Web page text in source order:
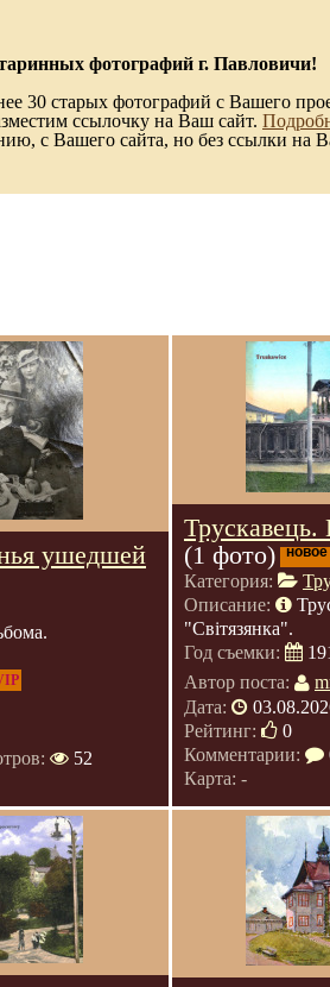
фотографий г. Павловичи!
30 старых фотографий с Вашего
ссылочку на Ваш сайт.
с Вашего сайта, но без ссылки на
ушедшей
52
Трускавець.
(1 фото)
новое
Категория:
Описание:
"Світязянка".
Год съемки:
Автор поста:
Дата:
Рейтинг:
0
Комментарии:
Карта: -